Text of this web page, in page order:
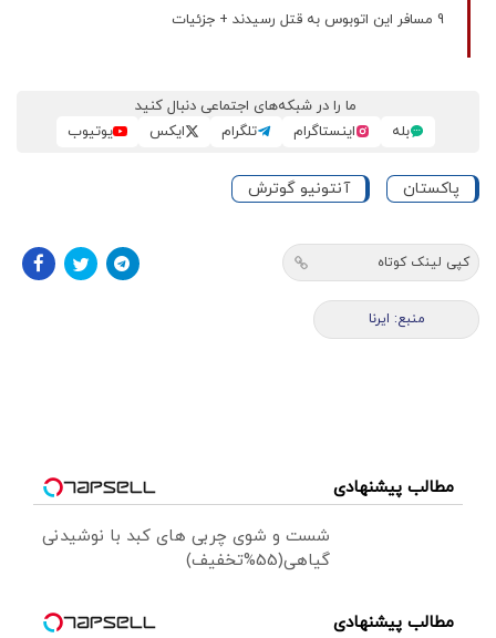
9 مسافر این اتوبوس به قتل رسیدند + جزئیات
ما را در شبکه‌های اجتماعی دنبال کنید
بله
اینستاگرام تلگرام ایکس یوتیوب
پاکستان آنتونیو گوترش
کپی لینک کوتاه
منبع: ایرنا
مطالب پیشنهادی
شست و شوی چربی های کبد با نوشیدنی
گیاهی(55%تخفیف)
مطالب پیشنهادی